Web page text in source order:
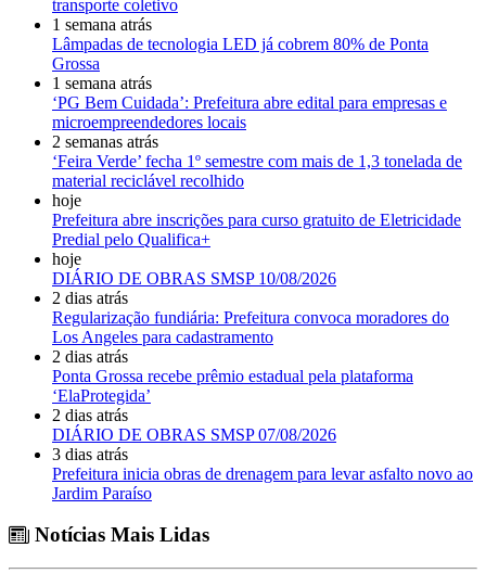
transporte coletivo
1 semana atrás
Lâmpadas de tecnologia LED já cobrem 80% de Ponta
Grossa
1 semana atrás
‘PG Bem Cuidada’: Prefeitura abre edital para empresas e
microempreendedores locais
2 semanas atrás
‘Feira Verde’ fecha 1º semestre com mais de 1,3 tonelada de
material reciclável recolhido
hoje
Prefeitura abre inscrições para curso gratuito de Eletricidade
Predial pelo Qualifica+
hoje
DIÁRIO DE OBRAS SMSP 10/08/2026
2 dias atrás
Regularização fundiária: Prefeitura convoca moradores do
Los Angeles para cadastramento
2 dias atrás
Ponta Grossa recebe prêmio estadual pela plataforma
‘ElaProtegida’
2 dias atrás
DIÁRIO DE OBRAS SMSP 07/08/2026
3 dias atrás
Prefeitura inicia obras de drenagem para levar asfalto novo ao
Jardim Paraíso
Notícias Mais Lidas